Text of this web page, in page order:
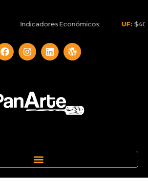
Indicadores Económicos: